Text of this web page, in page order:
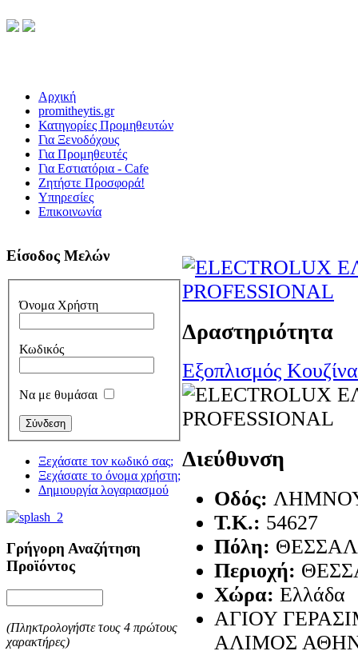
Αρχική
promitheytis.gr
Κατηγορίες Προμηθευτών
Για Ξενοδόχους
Για Προμηθευτές
Για Εστιατόρια - Cafe
Ζητήστε Προσφορά!
Υπηρεσίες
Επικοινωνία
Είσοδος Μελών
Όνομα Χρήστη
Κωδικός
Να με θυμάσαι
Ξεχάσατε τον κωδικό σας;
Ξεχάσατε το όνομα χρήστη;
Δημιουργία λογαριασμού
Γρήγορη Αναζήτηση
Προϊόντος
(Πληκτρολογήστε τους 4 πρώτους
χαρακτήρες)
Δραστηριότητα
Εξοπλισμός
Διεύθυνση
Οδός:
T.K.: 54627
Πόλη:
Περιοχή:
Χώρα: Ελλάδα
ΑΓΙΟΥ
ΑΛΙΜΟΣ